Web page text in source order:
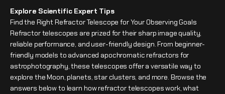
Explore Scientific Expert Tips
Find the Right Refractor Telescope for Your Observing Goals
Refractor telescopes are prized for their sharp image quality,
reliable performance, and user-friendly design. From beginner-
friendly models to advanced apochromatic refractors for
astrophotography, these telescopes offer a versatile way to
explore the Moon, planets, star clusters, and more. Browse the
answers below to learn how refractor telescopes work, what